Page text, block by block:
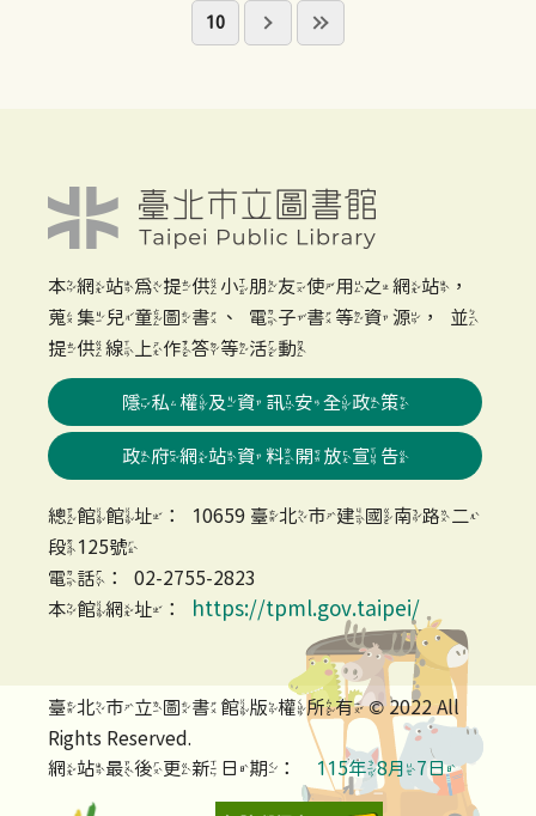
10
本網站為提供小朋友使用之網站，
蒐集兒童圖書、電子書等資源，並
提供線上作答等活動
隱私權及資訊安全政策
政府網站資料開放宣告
總館館址：10659 臺北市建國南路二
段125號
電話：02-2755-2823
本館網址：
https://tpml.gov.taipei/
臺北市立圖書館版權所有 © 2022 All
Rights Reserved.
網站最後更新日期：
115年8月7日